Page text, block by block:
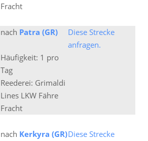
Fracht
nach Patra (GR)
Diese Strecke
anfragen.
Häufigkeit: 1 pro
Tag
Reederei: Grimaldi
Lines LKW Fähre
Fracht
nach Kerkyra (GR)Diese Strecke